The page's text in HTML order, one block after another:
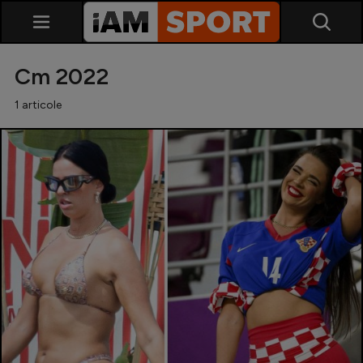
SuperLiga
Liga 2
Cupa României
Echipa Națională
U21
Cm 2022
1 articole